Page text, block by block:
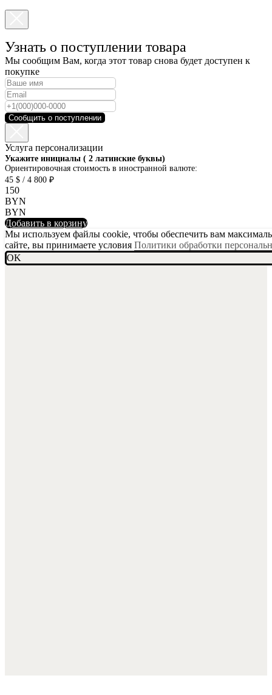
Узнать о поступлении товара
Мы сообщим Вам, когда этот товар снова будет доступен к
покупке
Сообщить о поступлении
Услуга персонализации
Укажите инициалы ( 2 латинские буквы)
Ориентировочная стоимость в иностранной валюте:
45 $ / 4 800 ₽
150
BYN
BYN
Добавить в корзину
Мы используем файлы cookie, чтобы обеспечить вам
сайте, вы принимаете условия Политики обработки
OK